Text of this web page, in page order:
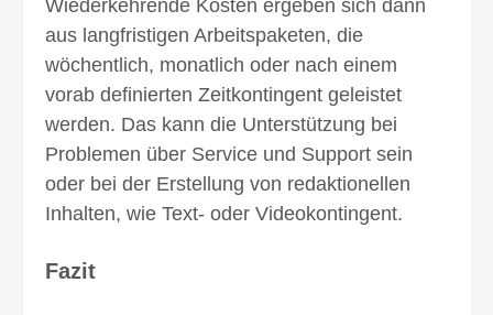
Wiederkehrende Kosten ergeben sich dann
aus lang­fristigen Arbeits­paketen, die
wöchentlich, monatlich oder nach einem
vorab definierten Zeit­kontingent geleistet
werden. Das kann die Unter­stützung bei
Problemen über Service und Support sein
oder bei der Erstellung von redak­tionellen
Inhalten, wie Text- oder Video­kontingent.
Fazit